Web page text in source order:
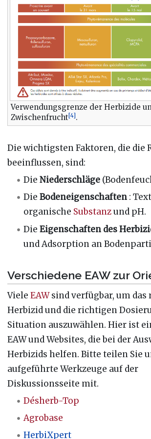
Verwendungsgrenze der Herbizide
Zwischenfrucht[4].
Die wichtigsten Faktoren, die die
beeinflussen, sind:
DieNiederschläge
DieBodeneigenschaften :
organische Substanzund pH.
DieEigenschaften des
und Adsorption an
Verschiedene EAW zur
Viele EAWsind verfügbar, um das
Herbizid und die richtigen
Situation auszuwählen. Hier ist
EAW und Websites, die bei der
Herbizids helfen. Bitte teilen Sie
aufgeführte Werkzeuge auf der
Diskussionsseite mit.
Désherb-Top
Agrobase
HerbiXpert